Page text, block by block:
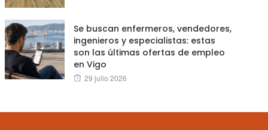
Se buscan enfermeros, vendedores,
ingenieros y especialistas: estas
son las últimas ofertas de empleo
en Vigo
Posted
29 julio 2026